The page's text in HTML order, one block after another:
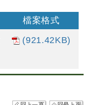
檔案格式
(921.42KB)